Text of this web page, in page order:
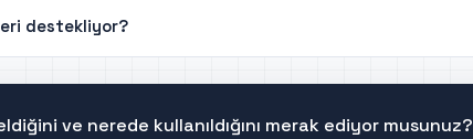
destekliyor?
ve nerede kullanıldığını merak ediyor musunuz?